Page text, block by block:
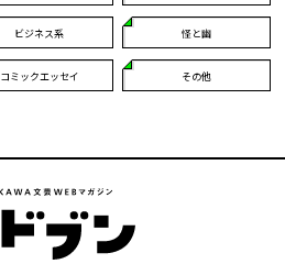
ビジネス系 怪と幽
コミックエッセイ その他